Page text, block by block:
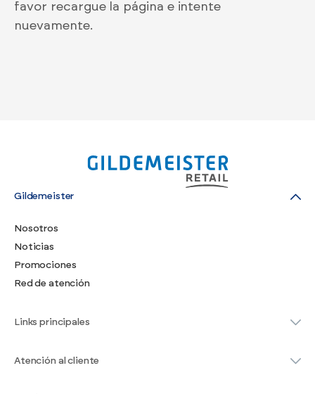
favor recargue la página e intente
nuevamente.
Gildemeister
Nosotros
Noticias
Promociones
Red de atención
Links principales
Atención al cliente